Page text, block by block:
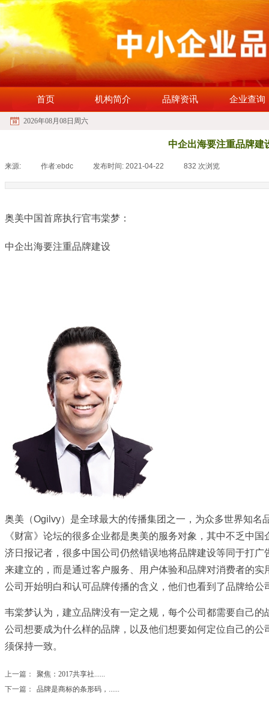
首页 机构简介 品牌资讯 企业查询
2026年08月08日周六
中企出海要注重品牌建
来源: 作者:ebdc 发布时间: 2021-04-22 832 次浏览
奥美中国首席执行官韦棠梦：
中企出海要注重品牌建设
奥美（Ogilvy）是全球最大的传播集团之一，为众多世界知名
《财富》论坛的很多企业都是奥美的服务对象，其中不乏中
济日报记者，很多中国公司仍然错误地将品牌建设等同于打
来建立的，而是通过客户服务、用户体验和品牌对消费者的实
公司开始明白和认可品牌传播的含义，他们也看到了品牌给公
韦棠梦认为，建立品牌没有一定之规，每个公司都需要自己
公司想要成为什么样的品牌，以及他们想要如何定位自己的
须保持一致。
上一篇：
聚焦：2017共享社......
下一篇：
品牌是商标的条形码，......